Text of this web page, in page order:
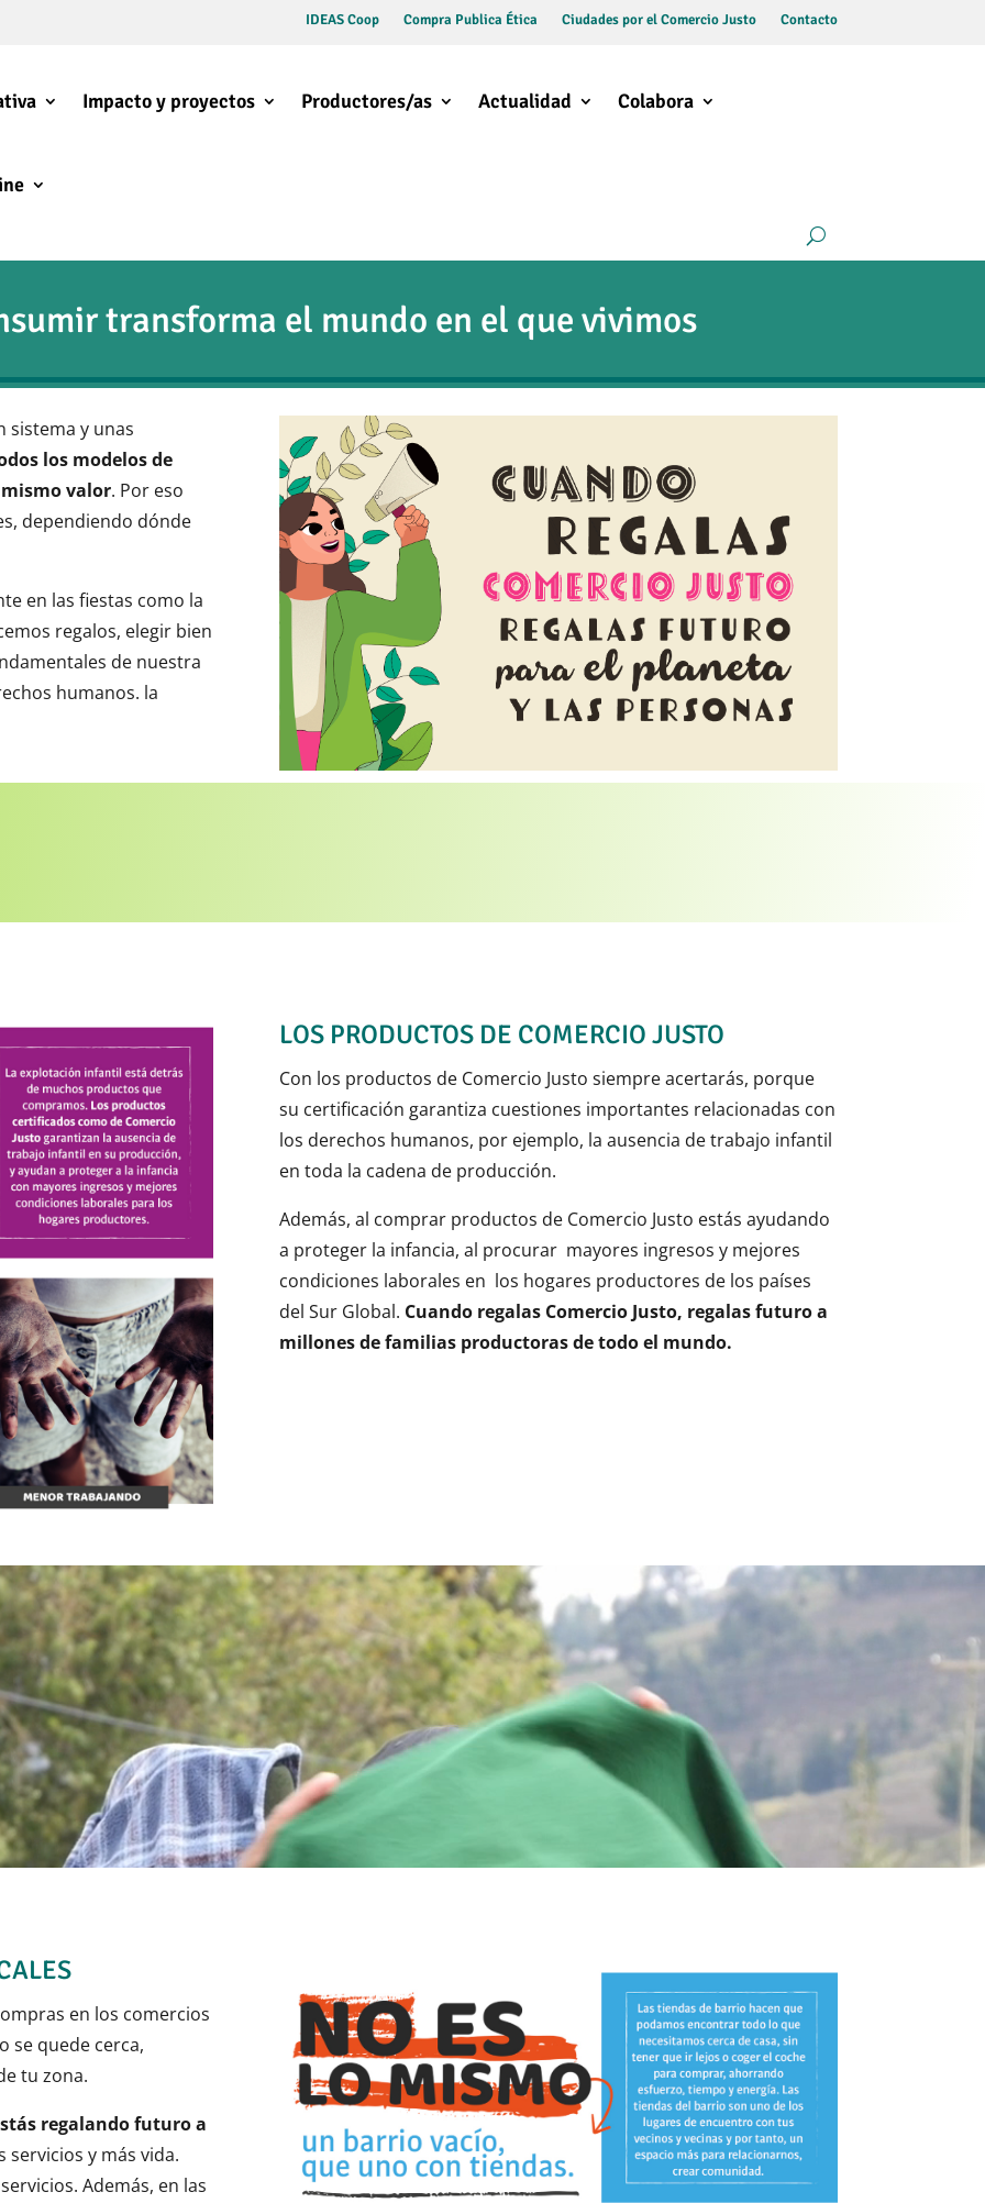
IDEAS Coop Compra Publica Ética Ciudades por el Comercio Justo Contacto
Impacto y proyectos Productores/as Actualidad Colabora
transforma el mundo en el que vivimos
sistema y unas
los modelos de
valor. Por eso
dependiendo dónde
en las fiestas como la
regalos, elegir bien
de nuestra
humanos. la
LOS PRODUCTOS DE COMERCIO JUSTO
Con los productos de Comercio Justo siempre acertarás, porque
su certificación garantiza cuestiones importantes relacionadas con
los derechos humanos, por ejemplo, la ausencia de trabajo infantil
en toda la cadena de producción.
Además, al comprar productos de Comercio Justo estás ayudando
a proteger la infancia, al procurar mayores ingresos y mejores
condiciones laborales en los hogares productores de los países
del Sur Global. Cuando regalas Comercio Justo, regalas futuro a
millones de familias productoras de todo el mundo.
en los comercios
se quede cerca,
tu zona.
regalando futuro a
y más vida.
Además, en las